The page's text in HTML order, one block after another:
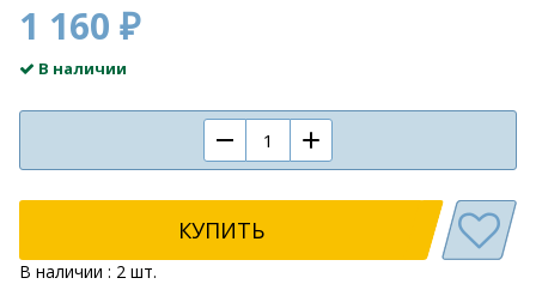
1 160 ₽
В наличии
КУПИТЬ
В наличии : 2 шт.